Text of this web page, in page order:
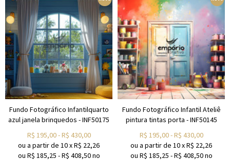
Fundo Fotográfico Infantilquarto
azul janela brinquedos - INF50175
R$ 195,00-R$ 430,00
ou a partir de 10xR$ 22,26
ou R$ 185,25 -R$ 408,50no
Fundo Fotográfico Infantil Ateliê
pintura tintas porta - INF50145
R$ 195,00-R$ 430,00
ou a partir de 10xR$ 22,26
ou R$ 185,25 -R$ 408,50no